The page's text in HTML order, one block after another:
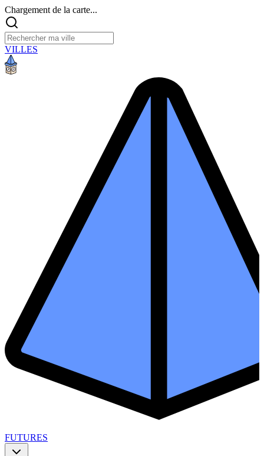
Chargement de la carte...
VILLES
FUTURES